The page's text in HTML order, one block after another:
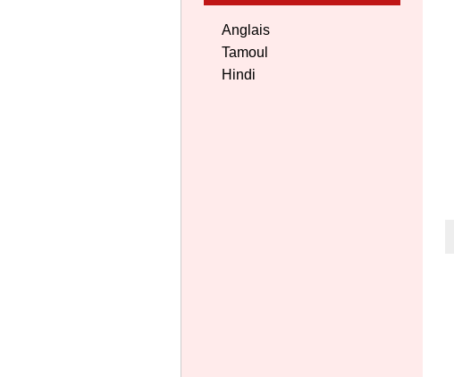
Anglais
Tamoul
Hindi